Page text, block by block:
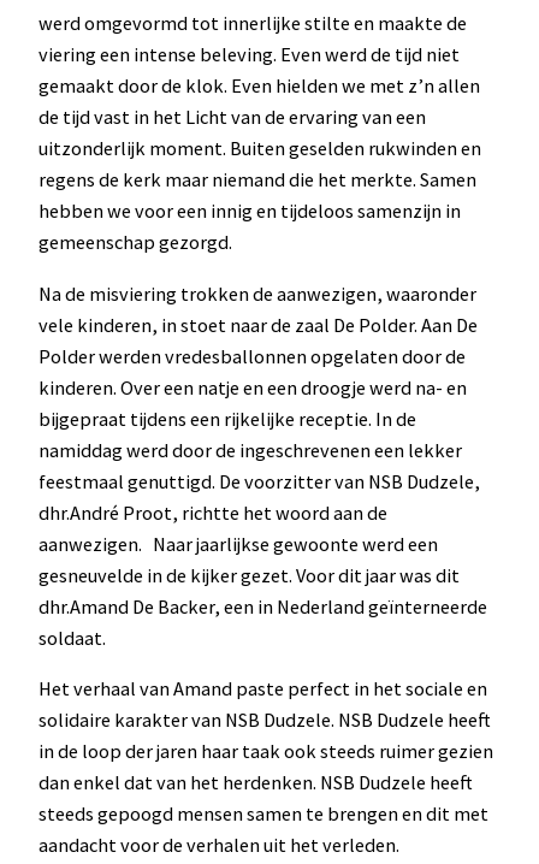
werd omgevormd tot innerlijke stilte en maakte de
viering een intense beleving. Even werd de tijd niet
gemaakt door de klok. Even hielden we met z’n allen
de tijd vast in het Licht van de ervaring van een
uitzonderlijk moment. Buiten geselden rukwinden en
regens de kerk maar niemand die het merkte. Samen
hebben we voor een innig en tijdeloos samenzijn in
gemeenschap gezorgd.
Na de misviering trokken de aanwezigen, waaronder
vele kinderen, in stoet naar de zaal De Polder. Aan De
Polder werden vredesballonnen opgelaten door de
kinderen. Over een natje en een droogje werd na- en
bijgepraat tijdens een rijkelijke receptie. In de
namiddag werd door de ingeschrevenen een lekker
feestmaal genuttigd. De voorzitter van NSB Dudzele,
dhr.André Proot, richtte het woord aan de
aanwezigen. Naar jaarlijkse gewoonte werd een
gesneuvelde in de kijker gezet. Voor dit jaar was dit
dhr.Amand De Backer, een in Nederland geïnterneerde
soldaat.
Het verhaal van Amand paste perfect in het sociale en
solidaire karakter van NSB Dudzele. NSB Dudzele heeft
in de loop der jaren haar taak ook steeds ruimer gezien
dan enkel dat van het herdenken. NSB Dudzele heeft
steeds gepoogd mensen samen te brengen en dit met
aandacht voor de verhalen uit het verleden.